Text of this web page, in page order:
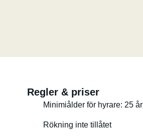
Regler & priser
Minimiålder för hyrare: 25 år
Rökning inte tillåtet